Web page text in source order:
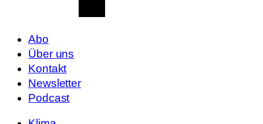
Abo
Über uns
Kontakt
Newsletter
Podcast